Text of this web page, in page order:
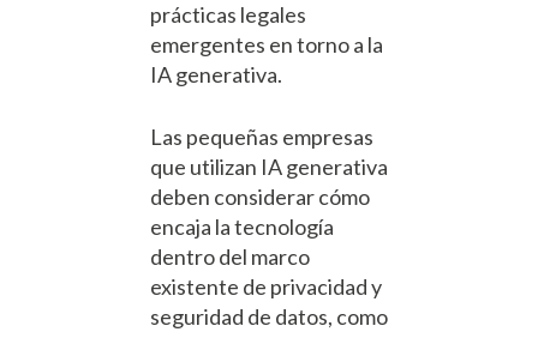
prácticas legales
emergentes en torno a la
IA generativa.
Las pequeñas empresas
que utilizan IA generativa
deben considerar cómo
encaja la tecnología
dentro del marco
existente de privacidad y
seguridad de datos, como